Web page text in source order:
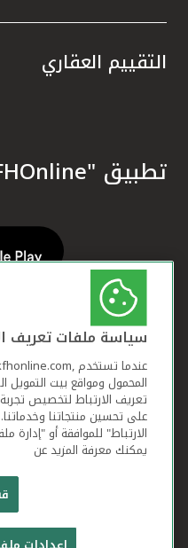
التقييم العقاري
تطبيق "KFHOnline" للهواتف الذكية
بيت التمويل الكويتي
شروط وأحكام استخدام
سياسة ملفات تعريف
المحمول ومواقع بيت التمويل
تعريف الارتباط لتخصيص
على تحسين منتجاتنا
الارتباط" للموافقة أو "إدارة
يمكنك معرفة المزيد عن